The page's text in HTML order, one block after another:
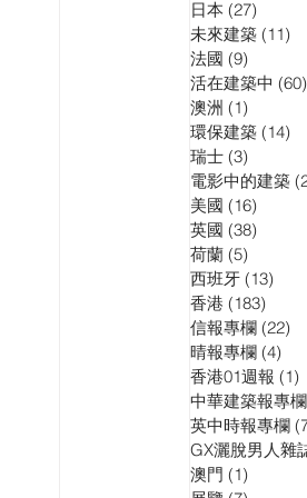
日本 (27)
未來建築 (11)
法國 (9)
活在建築中 (60)
澳洲 (1)
環保建築 (14)
瑞士 (3)
電影中的建築
美國 (16)
英國 (38)
荷蘭 (5)
西班牙 (13)
香港 (183)
信報專欄 (22)
晴報專欄 (4)
香港01週報 (1)
中華建築報專欄
英中時報專欄
GX灑脫男人雜
澳門 (1)